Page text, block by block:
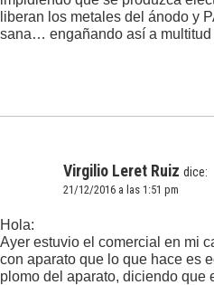
liberan los metales del ánodo y
sana… engañando así a multitud
Virgilio Leret Ruiz dice:
21/12/2016 a las 1:51 pm
Hola:
Ayer estuvio el comercial en mi
con aparato que lo que hace es
plomo del aparato, diciendo que